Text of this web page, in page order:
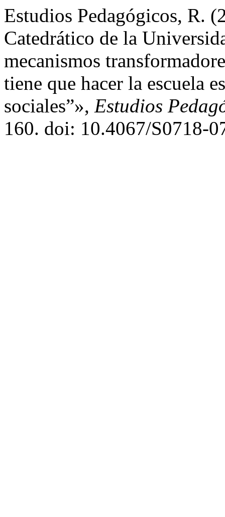
Estudios Pedagógicos, R.
Catedrático de la
mecanismos
tiene que hacer la escuela
sociales”», Estudios
160. doi: 10.4067/S0718-